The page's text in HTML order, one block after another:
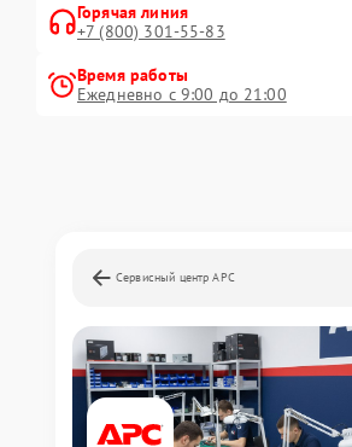
Горячая линия
+7 (800) 301-55-83
Время работы
Ежедневно с 9:00 до 21:00
Сервисный центр APC